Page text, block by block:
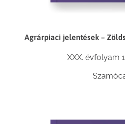
Agrárpiaci jelentések –
XXX. évfolyam